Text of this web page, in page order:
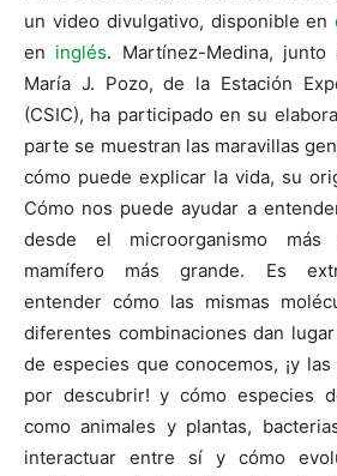
un video divulgativo, disponible en
en inglés. Martínez-Medina,
María J. Pozo, de la Estación
(CSIC), ha participado en su
parte se muestran las maravillas
cómo puede explicar la vida, su
Cómo nos puede ayudar a
desde el microorganismo
mamífero más grande. Es
entender cómo las mismas
diferentes combinaciones dan
de especies que conocemos, ¡y
por descubrir! y cómo especies
como animales y plantas,
interactuar entre sí y cómo